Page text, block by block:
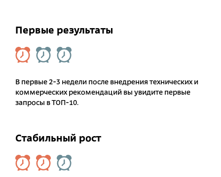
Первые результаты
В первые 2-3 недели после внедрения технических и
коммерческих рекомендаций вы увидите первые
запросы в ТОП-10.
Стабильный рост